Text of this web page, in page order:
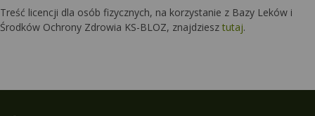
Treść licencji dla osób fizycznych, na korzystanie z Bazy Leków i
Środków Ochrony Zdrowia KS-BLOZ, znajdziesz tutaj.